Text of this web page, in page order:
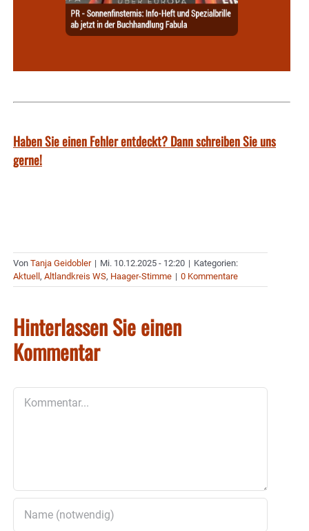
Haben Sie einen Fehler entdeckt? Dann schreiben Sie uns
gerne!
Von Tanja Geidobler | Mi. 10.12.2025 - 12:20 | Kategorien:
Aktuell, Altlandkreis WS, Haager-Stimme | 0 Kommentare
Hinterlassen Sie einen
Kommentar